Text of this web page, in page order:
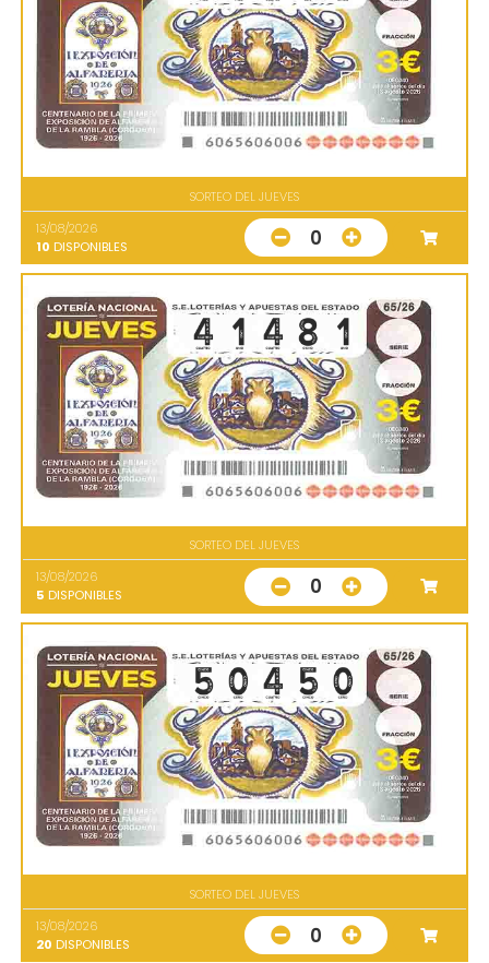
SORTEO DEL JUEVES
13/08/2026
10 DISPONIBLES 0
SORTEO DEL JUEVES
13/08/2026
5 DISPONIBLES 0
SORTEO DEL JUEVES
13/08/2026
20 DISPONIBLES 0